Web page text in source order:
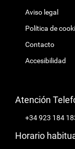
Aviso legal
Política de
Contacto
Accesibilidad
Atención
+34 923 184
Horario